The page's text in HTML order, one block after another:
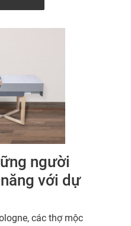
người
với dự
các thợ mộc